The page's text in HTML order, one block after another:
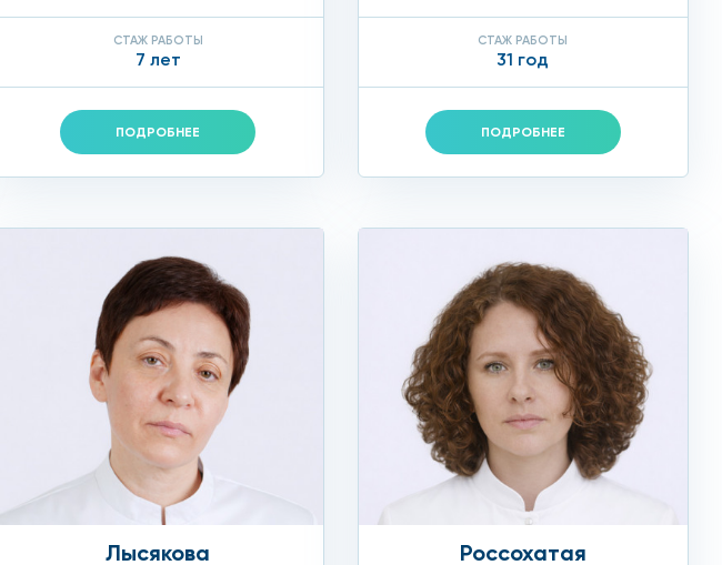
СТАЖ РАБОТЫ
7 лет
ПОДРОБНЕЕ
СТАЖ РАБОТЫ
31 год
ПОДРОБНЕЕ
Лысякова
Россохатая